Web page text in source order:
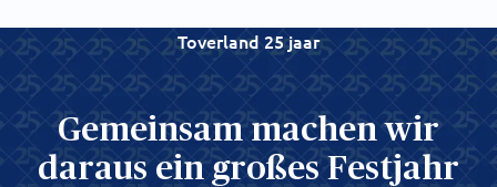
Toverland 25 jaar
Gemeinsam machen wir
daraus ein großes Festjahr